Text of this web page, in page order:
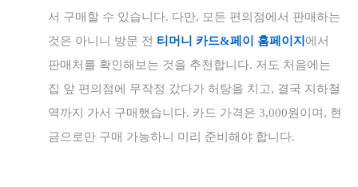
서 구매할 수 있습니다. 다만, 모든 편의점에서 판매하는
것은 아니니 방문 전 티머니 카드&페이 홈페이지 에서
판매처를 확인해보는 것을 추천합니다. 저도 처음에는
집 앞 편의점에 무작정 갔다가 허탕을 치고, 결국 지하철
역까지 가서 구매했습니다. 카드 가격은 3,000원이며, 현
금으로만 구매 가능하니 미리 준비해야 합니다.